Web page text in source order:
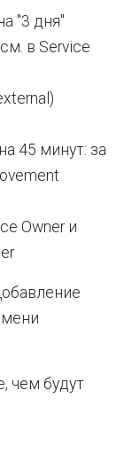
"3 дня"
в Service
45 минут: за
Owner и
чем будут